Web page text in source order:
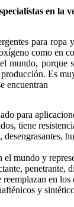
en la
para
como en
mundo, porque
Es
encuentran
para
tiene
mundo y
penetrante,
en
y